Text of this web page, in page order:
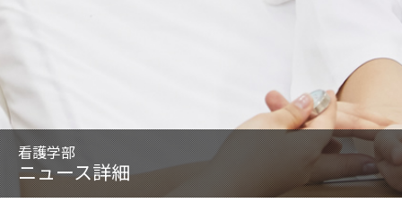
看護学部
ニュース詳細